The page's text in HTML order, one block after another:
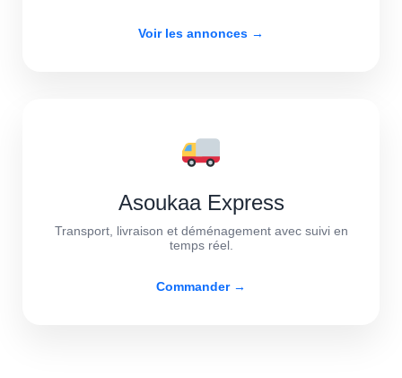
Voir les annonces →
Asoukaa Express
Transport, livraison et déménagement avec suivi en
temps réel.
Commander →